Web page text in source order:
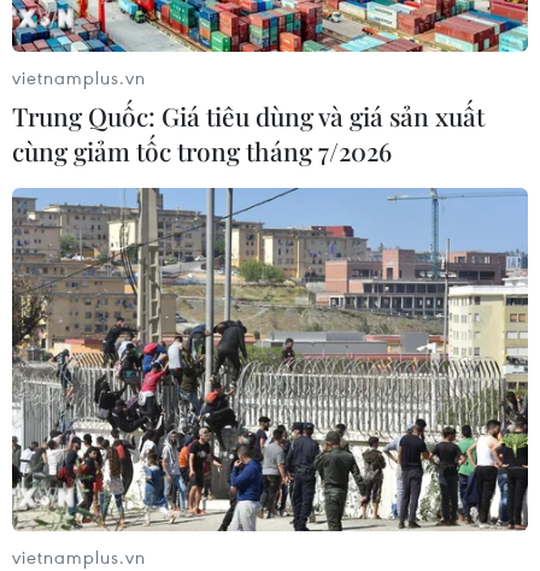
vietnamplus.vn
Trung Quốc: Giá tiêu dùng và giá sản xuất
cùng giảm tốc trong tháng 7/2026
vietnamplus.vn